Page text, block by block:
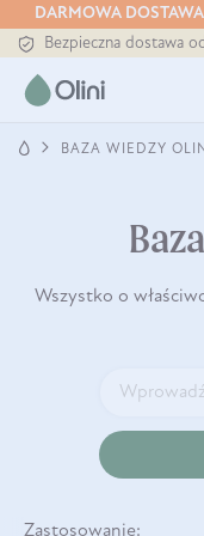
DARMOWA
Tłoczony zawsze na
Bezpieczna dostawa
Tłoczony zawsze na
BAZA WIEDZY
Wszystko o
Zastosowanie: